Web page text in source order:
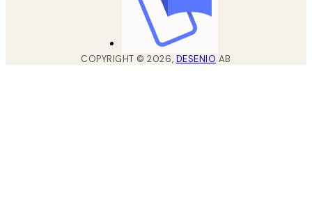
COPYRIGHT ©2026, DESENIO AB